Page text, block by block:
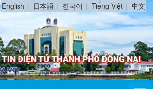
English 日本語 한국어 Tiếng Việt 中文